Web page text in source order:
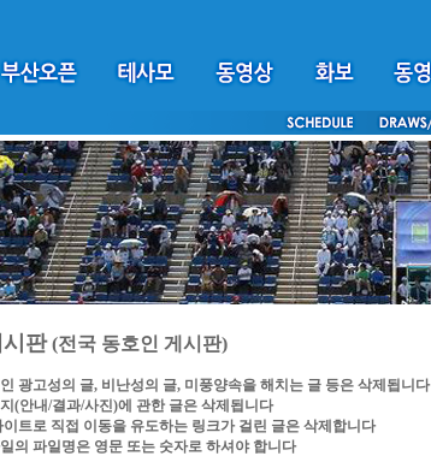
판(전국 동호인 게시판)
광고성의 글, 비난성의 글, 미풍양속을 해치는 글 등은 삭제됩니다
(안내/결과/사진)에 관한 글은 삭제됩니다
트로 직접 이동을 유도하는 링크가 걸린 글은 삭제합니다
의 파일명은 영문 또는 숫자로 하셔야 합니다